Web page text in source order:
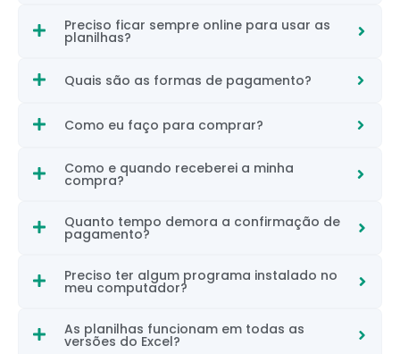
Preciso ficar sempre online para usar as
planilhas?
Quais são as formas de pagamento?
Como eu faço para comprar?
Como e quando receberei a minha
compra?
Quanto tempo demora a confirmação de
pagamento?
Preciso ter algum programa instalado no
meu computador?
As planilhas funcionam em todas as
versões do Excel?